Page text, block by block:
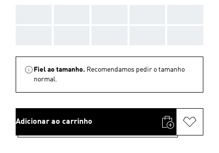
Fiel ao tamanho. Recomendamos pedir o tamanho
normal.
Adicionar ao carrinho